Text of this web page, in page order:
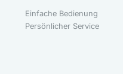
Einfache Bedienung
Persönlicher Service